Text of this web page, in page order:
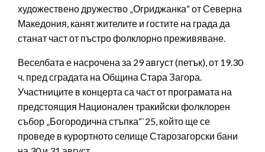
художествено дружество „Огриджанка“ от Северна
Македония, канят жителите и гостите на града да
станат част от пъстро фолклорно преживяване.
Веселбата е насрочена за 29 август (петък), от 19.30
ч. пред сградата на Община Стара Загора.
Участниците в концерта са част от програмата на
предстоящия Национален тракийски фолклорен
събор „Богородична стъпка“`25, който ще се
проведе в курортното селище Старозагорски бани